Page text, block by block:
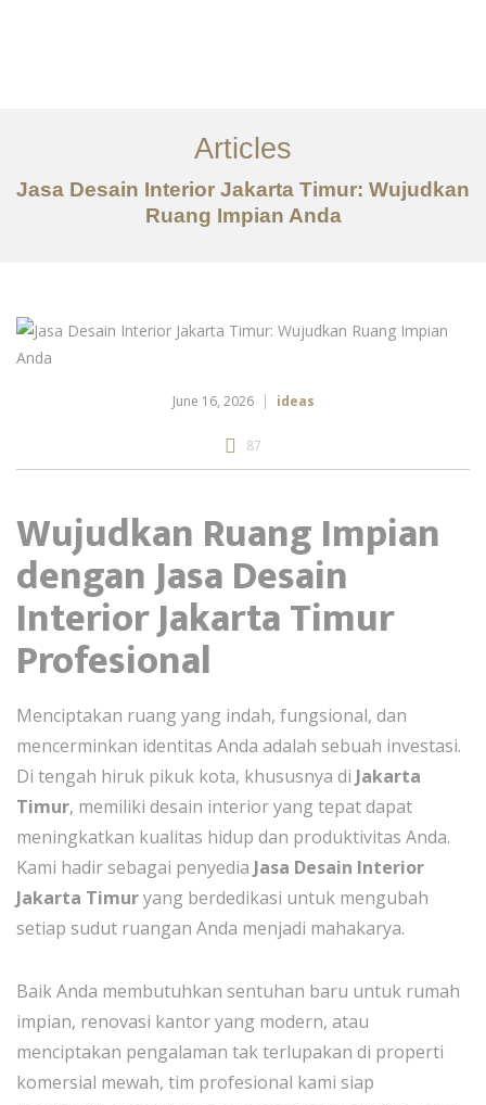
Tentang
Layanan
Articles
Articles
Jasa Desain Interior Jakarta Timur: Wujudkan
Ruang Impian Anda
June 16, 2026 ideas
87
Wujudkan Ruang Impian
dengan Jasa Desain
Interior Jakarta Timur
Profesional
Menciptakan ruang yang indah, fungsional, dan
mencerminkan identitas Anda adalah sebuah investasi.
Di tengah hiruk pikuk kota, khususnya di Jakarta
Timur, memiliki desain interior yang tepat dapat
meningkatkan kualitas hidup dan produktivitas Anda.
Kami hadir sebagai penyedia Jasa Desain Interior
Jakarta Timuryang berdedikasi untuk mengubah
setiap sudut ruangan Anda menjadi mahakarya.
Baik Anda membutuhkan sentuhan baru untuk rumah
impian, renovasi kantor yang modern, atau
menciptakan pengalaman tak terlupakan di properti
komersial mewah, tim profesional kami siap